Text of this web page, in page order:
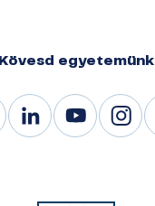
Kövesd egyetemünk